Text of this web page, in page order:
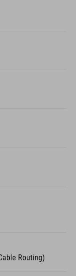
Routing)